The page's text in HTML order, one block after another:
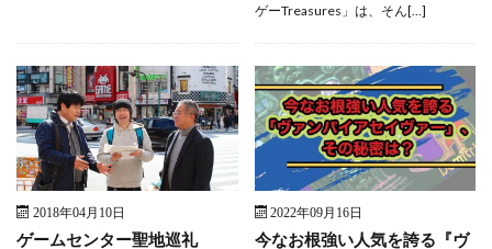
ゲーTreasures」は、そん[…]
2018年04月10日
ゲームセンター聖地巡礼
2022年09月16日
今なお根強い人気を誇る『ヴ